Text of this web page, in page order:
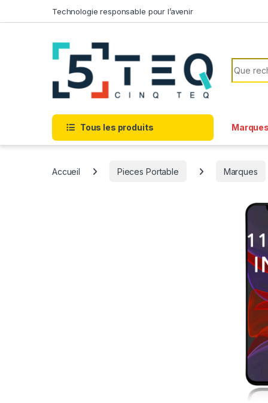
Technologie responsable pour l’avenir
Tous les produits Marques
Accueil Pieces Portable Marques